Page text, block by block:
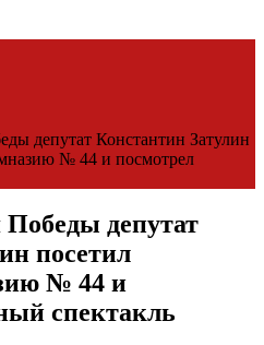
депутат Константин Затулин
№ 44 и посмотрел
депутат
посетил
№ 44 и
спектакль